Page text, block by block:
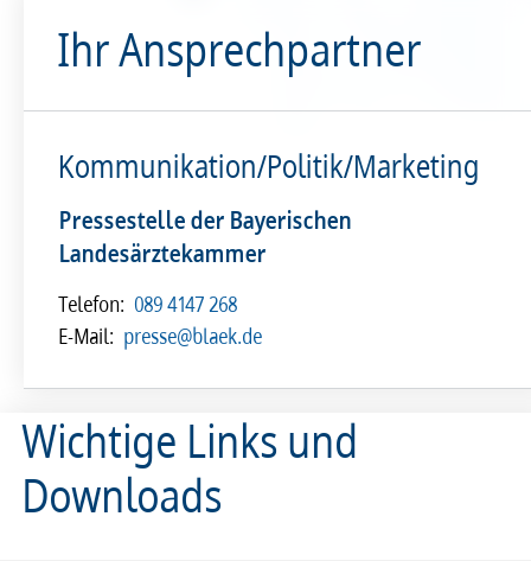
Ihr Ansprechpartner
Kommunikation/Politik/Marketing
Pressestelle der Bayerischen
Landesärztekammer
Telefon: 089 4147 268
E-Mail: presse@blaek.de
Wichtige Links und
Downloads